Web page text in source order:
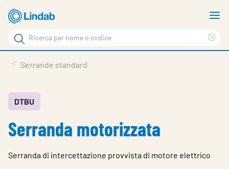
Log
visionare
Cerca
Cerca
Su Lindab
Su Tecnovent
Serrande standard
DTBU
Serranda motorizzata
Serranda di intercettazione provvista di motore elettrico